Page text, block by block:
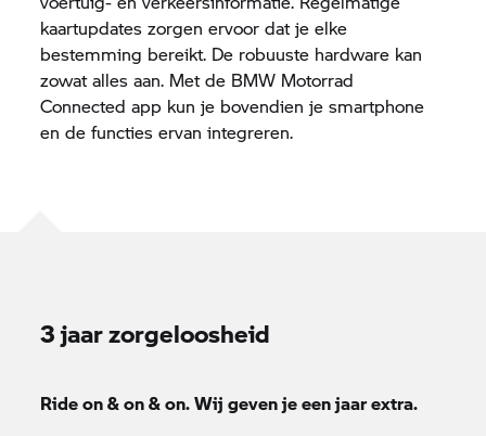
kaartupdates zorgen ervoor dat je elke
bestemming bereikt. De robuuste hardware kan
zowat alles aan. Met de BMW Motorrad
Connected app kun je bovendien je smartphone
en de functies ervan integreren.
3 jaar zorgeloosheid
Ride on & on & on. Wij geven je een jaar extra.